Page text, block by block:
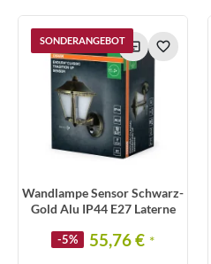
SONDERANGEBOT
Wandlampe Sensor Schwarz-
Gold Alu IP44 E27 Laterne
-5% 55,76 € *